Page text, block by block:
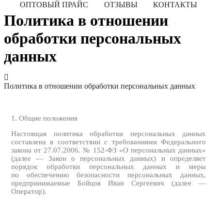
ОПТОВЫЙ ПРАЙС ОТЗЫВЫ КОНТАКТЫ
Политика в отношении
обработки персональных
данных
Политика в отношении обработки персональных данных
1. Общие положения
Настоящая политика обработки персональных данных
составлена в соответствии с требованиями Федерального
закона от 27.07.2006. № 152-ФЗ «О персональных данных»
(далее — Закон о персональных данных) и определяет
порядок обработки персональных данных и меры
по обеспечению безопасности персональных данных,
предпринимаемые Бойцов Иван Сергеевич (далее —
Оператор).